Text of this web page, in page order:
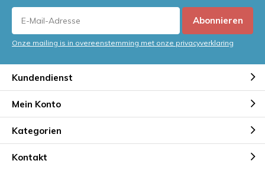
Abonnieren
Onze mailing is in overeenstemming met onze privacyverklaring
Kundendienst
Mein Konto
Kategorien
Kontakt